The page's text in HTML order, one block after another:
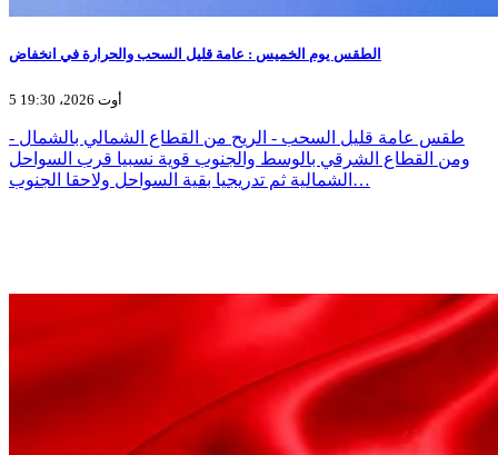
الطقس يوم الخميس : عامة قليل السحب والحرارة في انخفاض
5 أوت 2026، 19:30
- طقس عامة قليل السحب - الريح من القطاع الشمالي بالشمال
ومن القطاع الشرقي بالوسط والجنوب قوية نسبيا قرب السواحل
الشمالية ثم تدريجيا بقية السواحل ولاحقا الجنوب…